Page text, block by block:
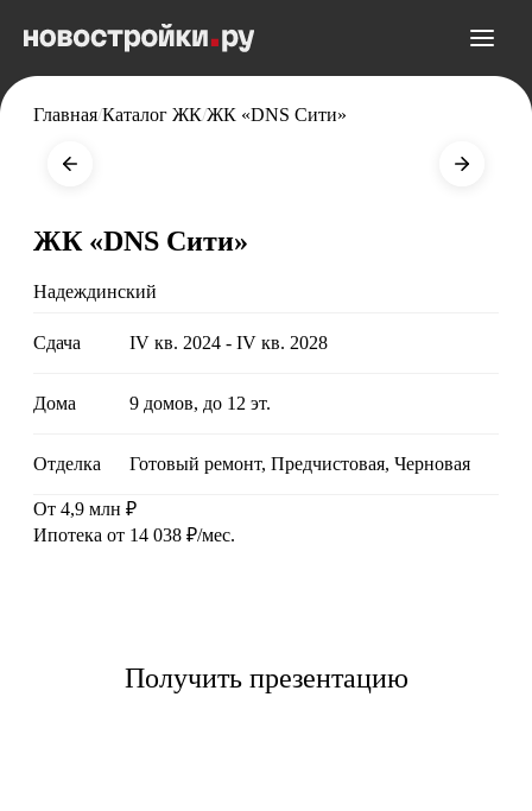
Главная/Каталог ЖК/ЖК «DNS Сити»
ЖК «DNS Сити»
Надеждинский
Сдача IV кв. 2024 - IV кв. 2028
Дома 9 домов, до 12 эт.
Отделка Готовый ремонт, Предчистовая, Черновая
От 4,9 млн ₽
Ипотека от 14 038 ₽/мес.
Получить презентацию